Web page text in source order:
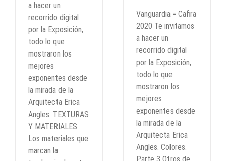
a hacer un
recorrido digital
por la Exposición,
todo lo que
mostraron los
mejores
exponentes desde
la mirada de la
Arquitecta Erica
Angles. TEXTURAS
Y MATERIALES
Los materiales que
marcan la
Vanguardia = Cafira
2020 Te invitamos
a hacer un
recorrido digital
por la Exposición,
todo lo que
mostraron los
mejores
exponentes desde
la mirada de la
Arquitecta Erica
Angles. Colores.